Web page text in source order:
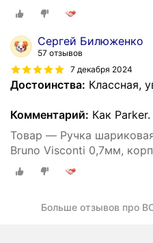
Сергей Билюженко
57 отзывов
7 декабря 2024
Достоинства: Классная,
Комментарий: Как Parker.
Товар — Ручка
Bruno Visconti 0,7мм,
серебряный, синяя.
Больше отзывов про